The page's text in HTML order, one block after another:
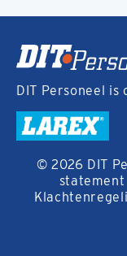
DIT Personeel is
© 2026 DIT
statement